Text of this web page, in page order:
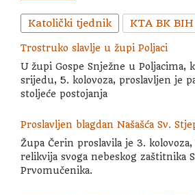
Katolički tjednik KTA BK BIH
Trostruko slavlje u župi Poljaci
U župi Gospe Snježne u Poljacima,
srijedu, 5. kolovoza, proslavljen je
stoljeće postojanja
Proslavljen blagdan Našašća Sv.
Župa Čerin proslavila je 3. kolovoza,
relikvija svoga nebeskog zaštitnika
Prvomučenika.